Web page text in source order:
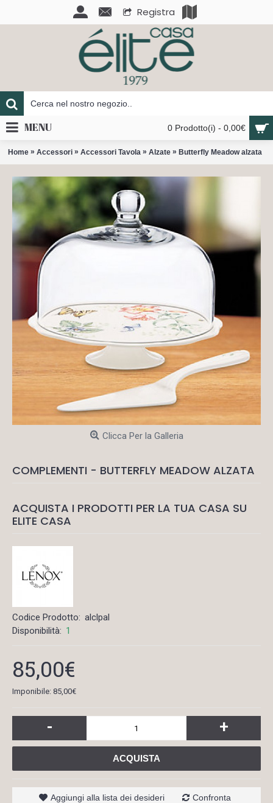
Registra
0 Prodotto(i) - 0,00€
MENU
Home » Accessori » Accessori Tavola » Alzate » Butterfly Meadow alzata
Clicca Per la Galleria
COMPLEMENTI - BUTTERFLY MEADOW ALZATA
ACQUISTA I PRODOTTI PER LA TUA CASA SU
ELITE CASA
Codice Prodotto: alclpal
Disponibilità: 1
85,00€
Imponibile: 85,00€
- +
ACQUISTA
Aggiungi alla lista dei desideri Confronta